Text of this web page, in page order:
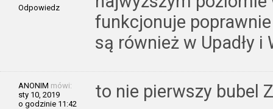
Odpowiedz
funkcjonuje
są również w Upadły i
ANONIM mówi:
sty 10, 2019
o godzinie 11:42
to nie pierwszy bubel